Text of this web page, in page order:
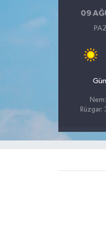
09
Rüzgar: